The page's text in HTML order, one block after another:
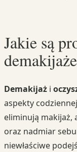
Jakie są
Demakijaż i
aspekty
eliminują makijaż,
oraz nadmiar
niewłaściwe